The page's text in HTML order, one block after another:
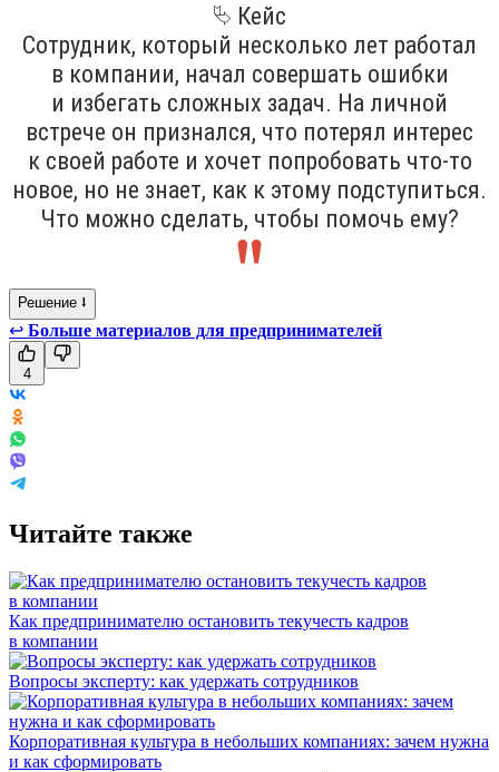
⮱ Кейс
Сотрудник, который несколько лет работал
в компании, начал совершать ошибки
и избегать сложных задач. На личной
встрече он признался, что потерял интерес
к своей работе и хочет попробовать что-то
новое, но не знает, как к этому подступиться.
Что можно сделать, чтобы помочь ему?
Решение ⭣
↩ Больше материалов для предпринимателей
4
Читайте также
Как предпринимателю остановить текучесть кадров
в компании
Вопросы эксперту: как удержать сотрудников
Корпоративная культура в небольших компаниях: зачем нужна
и как сформировать